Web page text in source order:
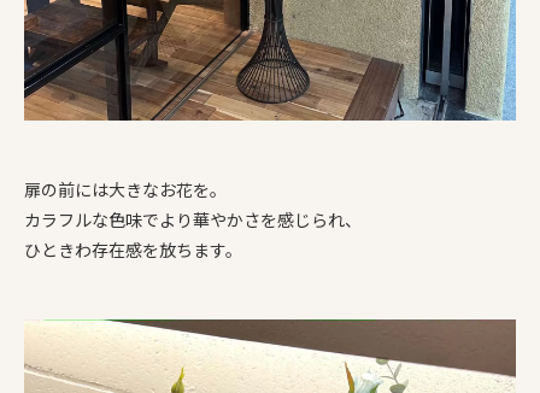
扉の前には大きなお花を。
カラフルな色味でより華やかさを感じられ、
ひときわ存在感を放ちます。